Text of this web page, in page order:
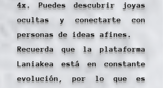
4x. Puedes descubrir joyas
ocultas y conectarte con
personas de ideas afines.
Recuerda que la plataforma
Laniakea está en constante
evolución, por lo que es